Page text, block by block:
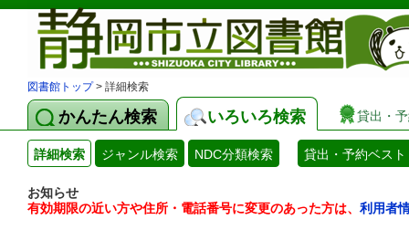
図書館トップ> 詳細検索
かんたん検索 いろいろ検索 貸出・
詳細検索 ジャンル検索 NDC分類検索 貸出・予約ベスト
お知らせ
有効期限の近い方や住所・電話番号に変更のあった方は、 利用者